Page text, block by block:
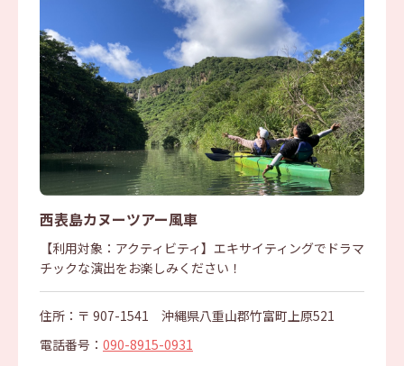
西表島カヌーツアー風車
【利用対象：アクティビティ】エキサイティングでドラマ
チックな演出をお楽しみください！
住所：〒 907-1541 沖縄県八重山郡竹富町上原521
電話番号： 090-8915-0931